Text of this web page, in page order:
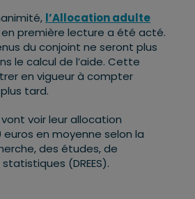
l’Allocation adulte
en première lecture a été acté.
du conjoint ne seront plus
le calcul de l’aide. Cette
en vigueur à compter
tard.
voir leur allocation
en moyenne selon la
des études, de
(DREES).